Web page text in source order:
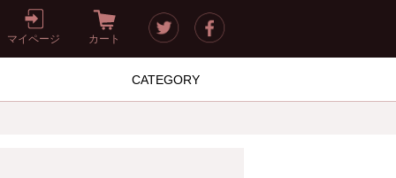
マイページ カート
CATEGORY